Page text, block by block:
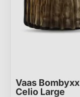
Vaas Bombyxx
Celio Large